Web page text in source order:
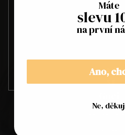
Vložením e-mailu souhlasíte s
SE
Kde nás
Máte
slevu
na první
Ano,
Ne,